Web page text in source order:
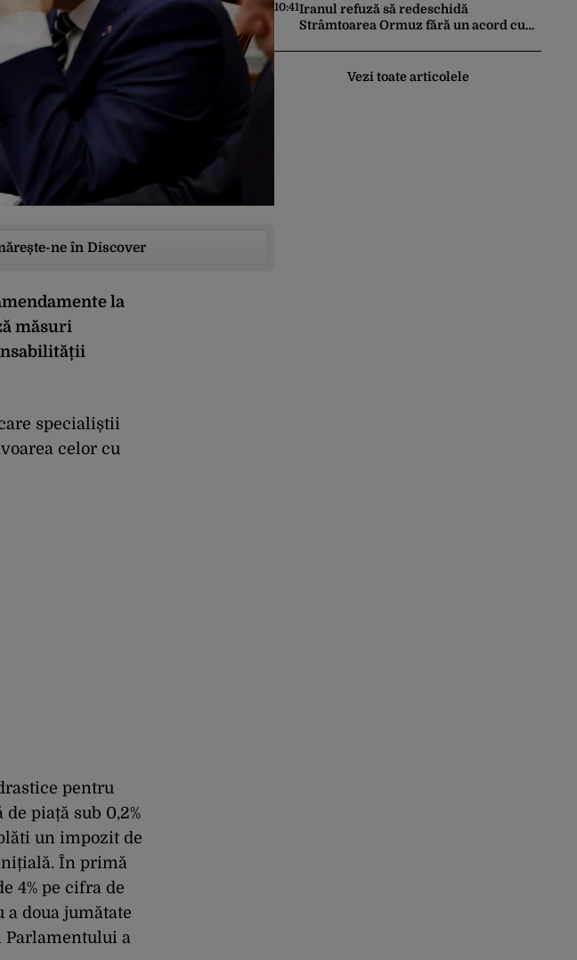
ne în Discover
la
măsuri
specialiștii
celor cu
pentru
piață sub 0,2%
un impozit de
În primă
4% pe cifra de
doua jumătate
Parlamentului a
10:41Iranul refuză să redeschidă
Strâmtoarea Ormuz fără un acord cu
Vezi toate articolele